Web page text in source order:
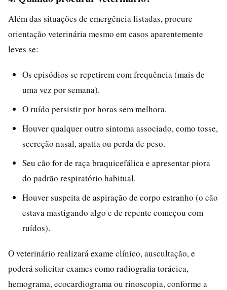
Além das situações de emergência listadas, procure
orientação veterinária mesmo em casos aparentemente
leves se:
Os episódios se repetirem com frequência (mais de
uma vez por semana).
O ruído persistir por horas sem melhora.
Houver qualquer outro sintoma associado, como tosse,
secreção nasal, apatia ou perda de peso.
Seu cão for de raça braquicefálica e apresentar piora
do padrão respiratório habitual.
Houver suspeita de aspiração de corpo estranho (o cão
estava mastigando algo e de repente começou com
ruídos).
O veterinário realizará exame clínico, auscultação, e
poderá solicitar exames como radiografia torácica,
hemograma, ecocardiograma ou rinoscopia, conforme a